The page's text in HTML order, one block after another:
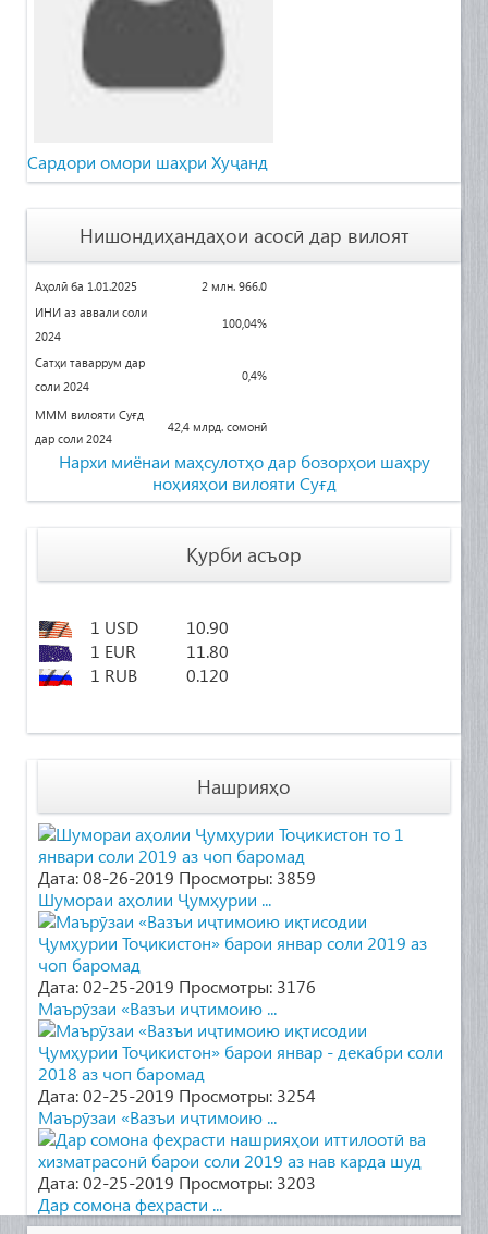
Сардори омори шаҳри Хуҷанд
Нишондиҳандаҳои асосӣ дар вилоят
Аҳолӣ ба 1.01.2025
2 млн. 966.0
ИНИ аз аввали соли
2024
100,04%
Сатҳи таваррум дар
соли 2024
0,4%
МММ вилояти Суғд
дар соли 2024
42,4 млрд. сомонӣ
Нархи миёнаи маҳсулотҳо дар бозорҳои шаҳру
ноҳияҳои вилояти Суғд
Қурби асъор
1 USD
10.90
1 EUR
11.80
1 RUB
0.120
Нашрияҳо
Дата: 08-26-2019 Просмотры: 3859
Шумораи аҳолии Ҷумҳурии ...
Дата: 02-25-2019 Просмотры: 3176
Маърӯзаи «Вазъи иҷтимоию ...
Дата: 02-25-2019 Просмотры: 3254
Маърӯзаи «Вазъи иҷтимоию ...
Дата: 02-25-2019 Просмотры: 3203
Дар сомона феҳрасти ...